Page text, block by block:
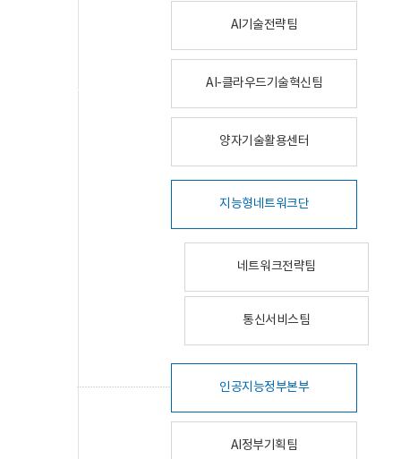
AI기술전략팀
AI-클라우드기술혁신팀
양자기술활용센터
지능형네트워크단
네트워크전략팀
통신서비스팀
인공지능정부본부
AI정부기획팀